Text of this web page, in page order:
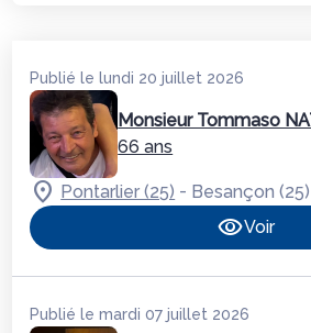
Publié le lundi 20 juillet 2026
Monsieur Tommaso
66 ans
Pontarlier (25) - Besançon (25)
Voir
Publié le mardi 07 juillet 2026